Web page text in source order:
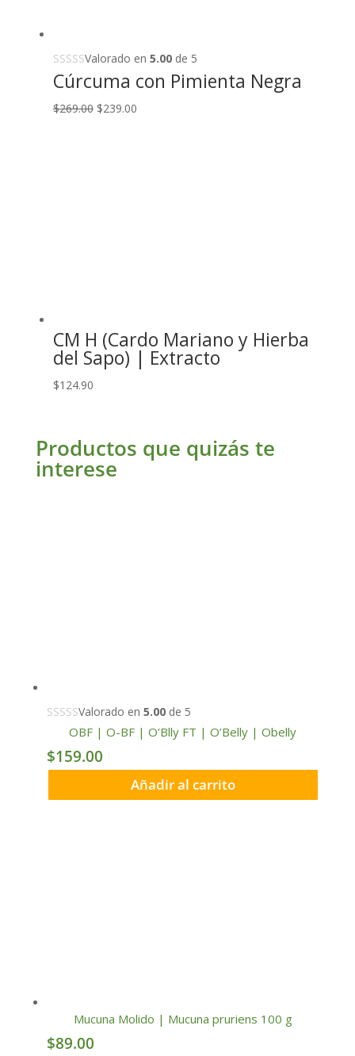
Valorado en 5.00de 5
Cúrcuma con Pimienta Negra
$269.00 Original
$239.00Current
CM H (Cardo Mariano y Hierba
del Sapo) | Extracto
$124.90
Productos que quizás te
interese
Valorado en 5.00de 5
OBF | O-BF | O’Blly FT | O’Belly | Obelly
$159.00
Añadir al carrito
Mucuna Molido | Mucuna pruriens 100 g
$89.00